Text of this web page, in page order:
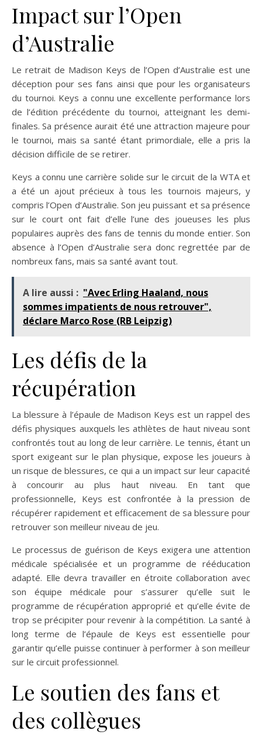
Impact sur l’Open
d’Australie
Le retrait de Madison Keys de l’Open d’Australie est une
déception pour ses fans ainsi que pour les organisateurs
du tournoi. Keys a connu une excellente performance lors
de l’édition précédente du tournoi, atteignant les demi-
finales. Sa présence aurait été une attraction majeure pour
le tournoi, mais sa santé étant primordiale, elle a pris la
décision difficile de se retirer.
Keys a connu une carrière solide sur le circuit de la WTA et
a été un ajout précieux à tous les tournois majeurs, y
compris l’Open d’Australie. Son jeu puissant et sa présence
sur le court ont fait d’elle l’une des joueuses les plus
populaires auprès des fans de tennis du monde entier. Son
absence à l’Open d’Australie sera donc regrettée par de
nombreux fans, mais sa santé avant tout.
A lire aussi : "Avec Erling Haaland, nous
sommes impatients de nous retrouver",
déclare Marco Rose (RB Leipzig)
Les défis de la
récupération
La blessure à l’épaule de Madison Keys est un rappel des
défis physiques auxquels les athlètes de haut niveau sont
confrontés tout au long de leur carrière. Le tennis, étant un
sport exigeant sur le plan physique, expose les joueurs à
un risque de blessures, ce qui a un impact sur leur capacité
à concourir au plus haut niveau. En tant que
professionnelle, Keys est confrontée à la pression de
récupérer rapidement et efficacement de sa blessure pour
retrouver son meilleur niveau de jeu.
Le processus de guérison de Keys exigera une attention
médicale spécialisée et un programme de rééducation
adapté. Elle devra travailler en étroite collaboration avec
son équipe médicale pour s’assurer qu’elle suit le
programme de récupération approprié et qu’elle évite de
trop se précipiter pour revenir à la compétition. La santé à
long terme de l’épaule de Keys est essentielle pour
garantir qu’elle puisse continuer à performer à son meilleur
sur le circuit professionnel.
Le soutien des fans et
des collègues